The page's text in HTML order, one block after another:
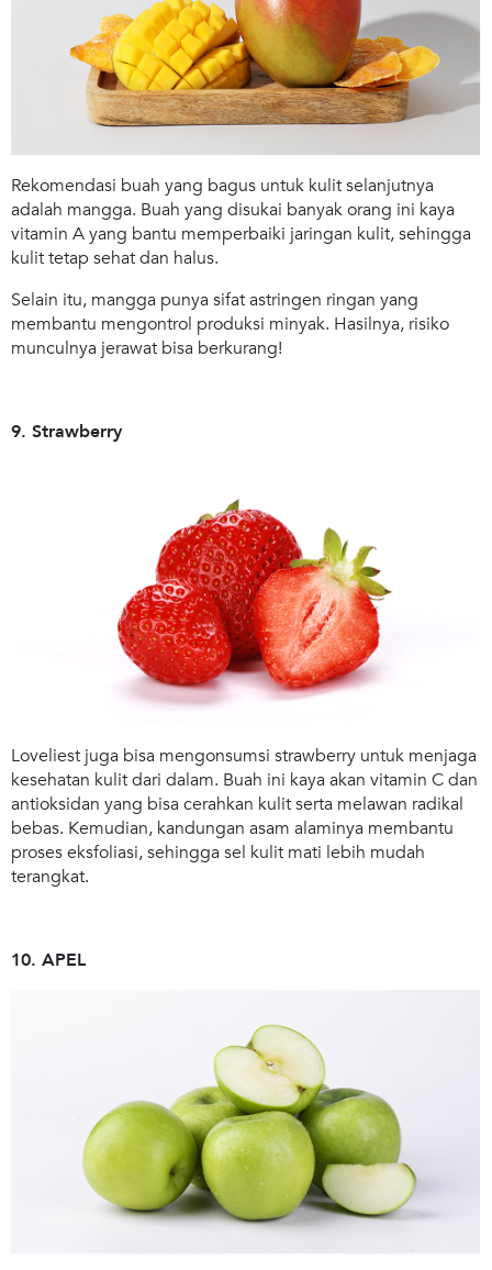
Rekomendasi buah yang bagus untuk kulit selanjutnya
adalah mangga. Buah yang disukai banyak orang ini kaya
vitamin A yang bantu memperbaiki jaringan kulit, sehingga
kulit tetap sehat dan halus.
Selain itu, mangga punya sifat astringen ringan yang
membantu mengontrol produksi minyak. Hasilnya, risiko
munculnya jerawat bisa berkurang!
9. Strawberry
Loveliest juga bisa mengonsumsi strawberry untuk menjaga
kesehatan kulit dari dalam. Buah ini kaya akan vitamin C dan
antioksidan yang bisa cerahkan kulit serta melawan radikal
bebas. Kemudian, kandungan asam alaminya membantu
proses eksfoliasi, sehingga sel kulit mati lebih mudah
terangkat.
10. APEL